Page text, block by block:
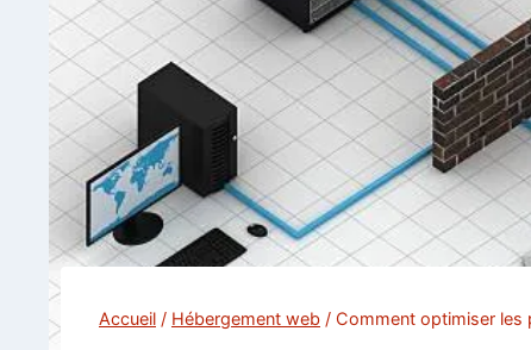
Accueil / Hébergement web / Comment optimiser les